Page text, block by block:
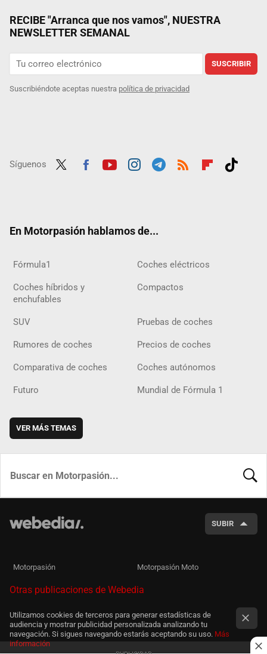
RECIBE "Arranca que nos vamos", NUESTRA
NEWSLETTER SEMANAL
SUSCRIBIR
Suscribiéndote aceptas nuestra política de privacidad
Síguenos
En Motorpasión hablamos de...
Fórmula1 Coches eléctricos
Coches híbridos y
enchufables
Compactos
SUV Pruebas de coches
Rumores de coches Precios de coches
Comparativa de coches Coches autónomos
Futuro Mundial de Fórmula 1
VER MÁS TEMAS
SUBIR
Motorpasión Motorpasión Moto
Otras publicaciones de Webedia
Utilizamos cookies de terceros para generar estadísticas de
audiencia y mostrar publicidad personalizada analizando tu
navegación. Si sigues navegando estarás aceptando su uso. Más
información